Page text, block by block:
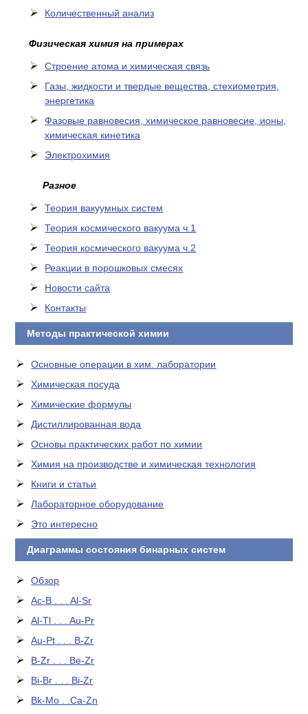
Количественный анализ
Физическая химия на примерах
Cтроение атома и химическая связь
Газы, жидкости и твердые вещества, стехиометрия,
энергетика
Фазовые равновесия, химическое равновесие, ионы,
химическая кинетика
Электрохимия
Разное
Теория вакуумных систем
Теория космического вакуума ч.1
Теория космического вакуума ч.2
Реакции в порошковых смесях
Новости сайта
Контакты
Методы практической химии
Основные операции в хим. лаборатории
Химическая посуда
Химические формулы
Дистиллированная вода
Основы практических работ по химии
Химия на производстве и химическая технология
Книги и статьи
Лабораторное оборудование
Это интересно
Диаграммы состояния бинарных систем
Обзор
Ac-B . . . Al-Sr
Al-Tl . . . Au-Pr
Au-Pt . . . B-Zr
B-Zr . . . Be-Zr
Bi-Br . . . Bi-Zr
Bk-Mo . .Ca-Zn